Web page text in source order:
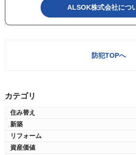
ALSOK株式会社につ
防犯TOPへ
カテゴリ
住み替え
新築
リフォーム
資産価値